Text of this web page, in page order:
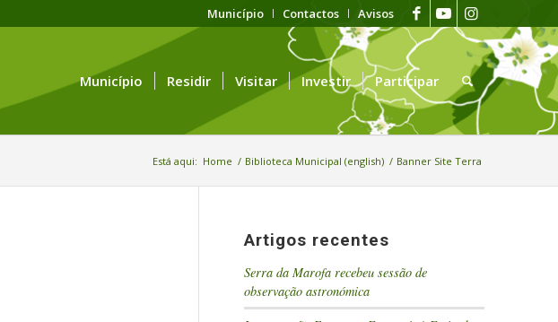
Município Contactos Avisos
Município Residir Visitar Investir Participar
Está aqui: Home / Biblioteca Municipal (english) / Banner Site Terra
Artigos recentes
Serra da Marofa recebeu sessão de
observação astronómica